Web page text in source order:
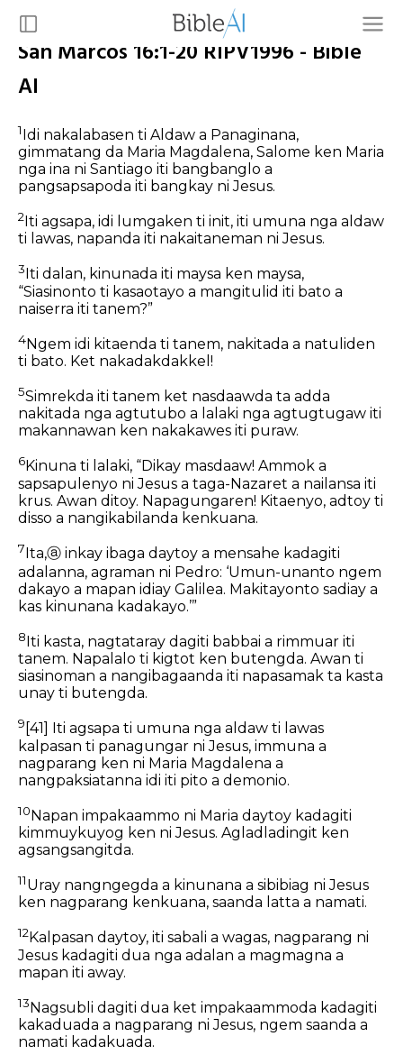
San Marcos 16:1-20 RIPV1996 - Bible
AI
1Idi nakalabasen ti Aldaw a Panaginana,
gimmatang da Maria Magdalena, Salome ken Maria
nga ina ni Santiago iti bangbanglo a
pangsapsapoda iti bangkay ni Jesus.
2 Iti agsapa, idi lumgaken ti init, iti umuna nga aldaw
ti lawas, napanda iti nakaitaneman ni Jesus.
3 Iti dalan, kinunada iti maysa ken maysa,
“Siasinonto ti kasaotayo a mangitulid iti bato a
naiserra iti tanem?”
4Ngem idi kitaenda ti tanem, nakitada a natuliden
ti bato. Ket nakadakdakkel!
5Simrekda iti tanem ket nasdaawda ta adda
nakitada nga agtutubo a lalaki nga agtugtugaw iti
makannawan ken nakakawes iti puraw.
6Kinuna ti lalaki, “Dikay masdaaw! Ammok a
sapsapulenyo ni Jesus a taga-Nazaret a nailansa iti
krus. Awan ditoy. Napagungaren! Kitaenyo, adtoy ti
disso a nangikabilanda kenkuana.
7Ita,ⓐ inkay ibaga daytoy a mensahe kadagiti
adalanna, agraman ni Pedro: ‘Umun-unanto ngem
dakayo a mapan idiay Galilea. Makitayonto sadiay a
kas kinunana kadakayo.’”
8 Iti kasta, nagtataray dagiti babbai a rimmuar iti
tanem. Napalalo ti kigtot ken butengda. Awan ti
siasinoman a nangibagaanda iti napasamak ta kasta
unay ti butengda.
9 [41]
Iti agsapa ti umuna nga aldaw ti lawas
kalpasan ti panagungar ni Jesus, immuna a
nagparang ken ni Maria Magdalena a
nangpaksiatanna idi iti pito a demonio.
10Napan impakaammo ni Maria daytoy kadagiti
kimmuykuyog ken ni Jesus. Agladladingit ken
agsangsangitda.
11Uray nangngegda a kinunana a sibibiag ni Jesus
ken nagparang kenkuana, saanda latta a namati.
12Kalpasan daytoy, iti sabali a wagas, nagparang ni
Jesus kadagiti dua nga adalan a magmagna a
mapan iti away.
13Nagsubli dagiti dua ket impakaammoda kadagiti
kakaduada a nagparang ni Jesus, ngem saanda a
namati kadakuada.